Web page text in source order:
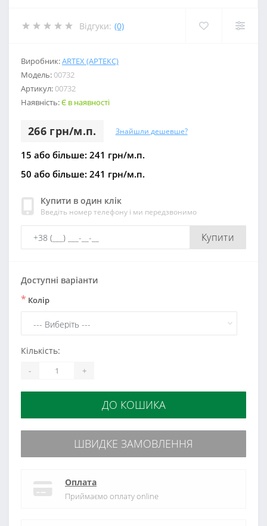
Відгуки: (0)
Виробник:ARTEX (АРТЕКС)
Модель:00732
Артикул:00732
Наявність:Є в наявності
266 грн/м.п. Знайшли дешевше?
15 або більше: 241 грн/м.п.
50 або більше: 241 грн/м.п.
Купити в один клік
Введіть номер телефону і ми передзвонимо
Купити
Доступні варіанти
* Колір
Кількість:
- +
ДО КОШИКА
ШВИДКЕ ЗАМОВЛЕННЯ
Оплата
Приймаємо оплату online